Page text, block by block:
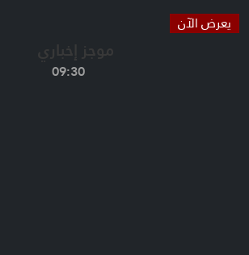
يعرض الآن
موجز إخباري
09:30